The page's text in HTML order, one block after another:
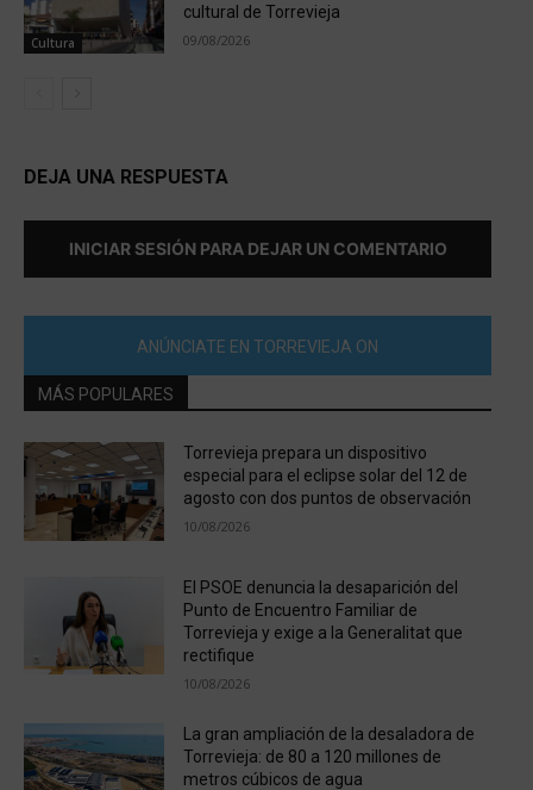
Cultura
cultural de Torrevieja
09/08/2026
DEJA UNA RESPUESTA
INICIAR SESIÓN PARA DEJAR UN COMENTARIO
ANÚNCIATE EN TORREVIEJA ON
MÁS POPULARES
Torrevieja prepara un dispositivo
especial para el eclipse solar del 12 de
agosto con dos puntos de observación
10/08/2026
El PSOE denuncia la desaparición del
Punto de Encuentro Familiar de
Torrevieja y exige a la Generalitat que
rectifique
10/08/2026
La gran ampliación de la desaladora de
Torrevieja: de 80 a 120 millones de
metros cúbicos de agua